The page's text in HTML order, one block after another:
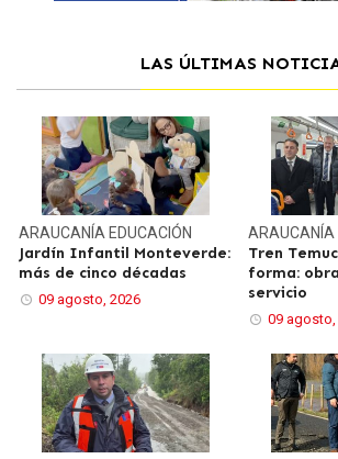
LAS ÚLTIMAS
ARAUCANÍA EDUCACIÓN
Jardín Infantil Monteverde:
más de cinco décadas
09 agosto, 2026
ARAUCANÍA
Tren
forma:
servicio
09 agosto,